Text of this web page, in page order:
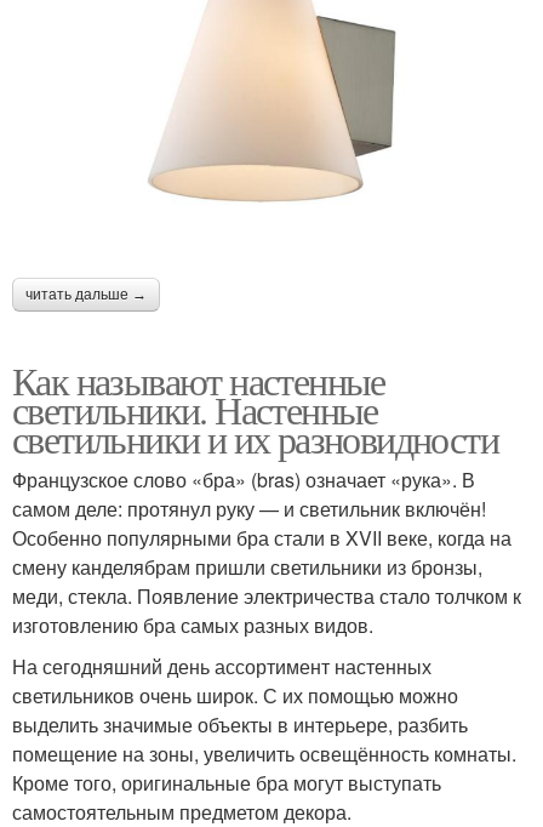
читать дальше →
Как называют настенные
светильники. Настенные
светильники и их разновидности
Французское слово «бра» (bras) означает «рука». В
самом деле: протянул руку — и светильник включён!
Особенно популярными бра стали в XVII веке, когда на
смену канделябрам пришли светильники из бронзы,
меди, стекла. Появление электричества стало толчком к
изготовлению бра самых разных видов.
На сегодняшний день ассортимент настенных
светильников очень широк. С их помощью можно
выделить значимые объекты в интерьере, разбить
помещение на зоны, увеличить освещённость комнаты.
Кроме того, оригинальные бра могут выступать
самостоятельным предметом декора.